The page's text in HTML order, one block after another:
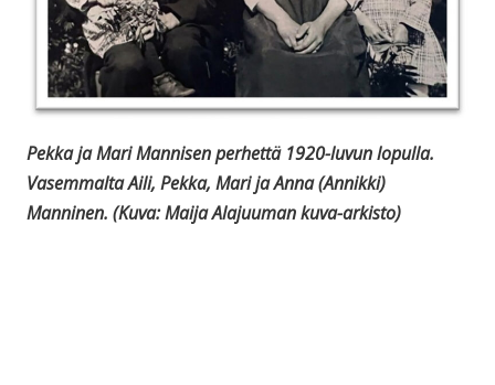
Pekka ja Mari Mannisen perhettä 1920-luvun lopulla.
Vasemmalta Aili, Pekka, Mari ja Anna (Annikki)
Manninen. (Kuva: Maija Alajuuman kuva-arkisto)